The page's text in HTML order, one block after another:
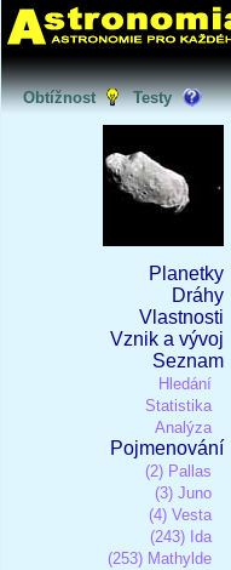
Obtížnost Testy
Planetky
Dráhy
Vlastnosti
Vznik a vývoj
Seznam
Hledání
Statistika
Analýza
Pojmenování
(2) Pallas
(3) Juno
(4) Vesta
(243) Ida
(253) Mathylde